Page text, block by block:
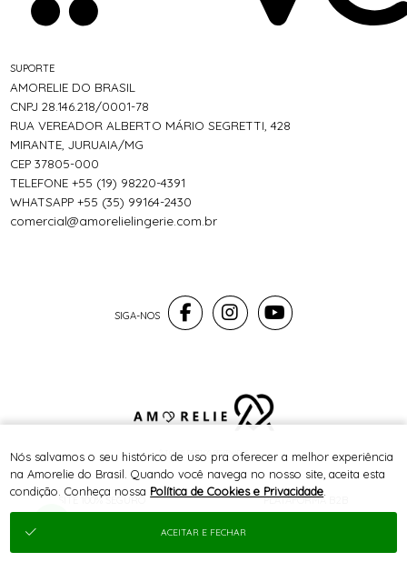
SITE 100% SEGURO PLATAFORMA B2B
SUPORTE
AMORELIE DO BRASIL
CNPJ 28.146.218/0001-78
RUA VEREADOR ALBERTO MÁRIO SEGRETTI, 428
MIRANTE, JURUAIA/MG
CEP 37805-000
TELEFONE +55 (19) 98220-4391
WHATSAPP +55 (35) 99164-2430
comercial@amorelielingerie.com.br
® TODOS DIREITOS RESERVADOS
Nós salvamos o seu histórico de uso pra oferecer a melhor experiência
na Amorelie do Brasil. Quando você navega no nosso site, aceita esta
condição. Conheça nossa Política de Cookies e Privacidade
ACEITAR E FECHAR